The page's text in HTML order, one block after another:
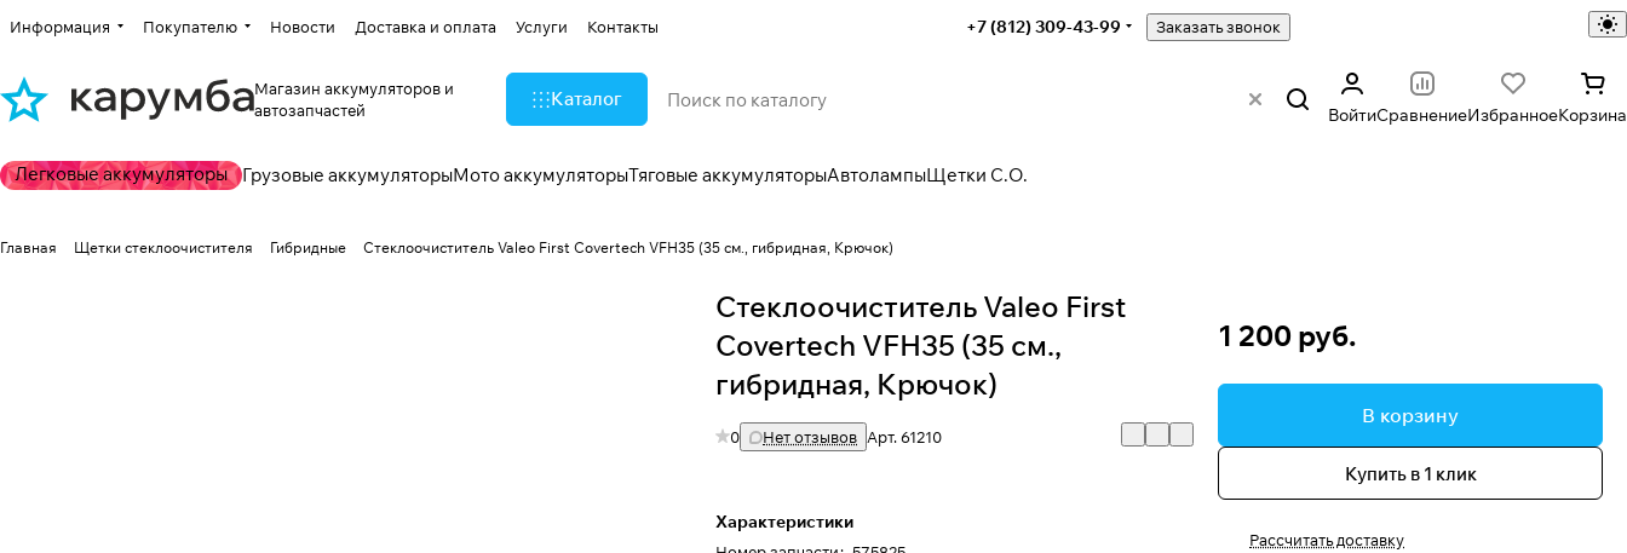
Информация Покупателю Новости Доставка и оплата Услуги Контакты +7 (812) 309-43-99 Заказать звонок
Магазин аккумуляторов и
автозапчастей
Каталог
ВойтиСравнениеИзбранноеКорзина
Легковые аккумуляторы Грузовые аккумуляторыМото аккумуляторыТяговые аккумуляторыАвтолампыЩетки С.О.
Главная Щетки стеклоочистителя Гибридные Стеклоочиститель Valeo First Covertech VFH35 (35 см., гибридная, Крючок)
Стеклоочиститель Valeo First
Covertech VFH35 (35 см.,
гибридная, Крючок)
0 Нет отзывов Арт.61210
Характеристики
1 200 руб.
В корзину
Купить в 1 клик
Рассчитать доставку